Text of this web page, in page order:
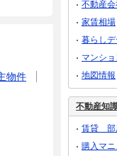
物件
不動産
家賃相場
暮らしデ
マンシ
地図情報
不動産知
賃貸 部
購入マ